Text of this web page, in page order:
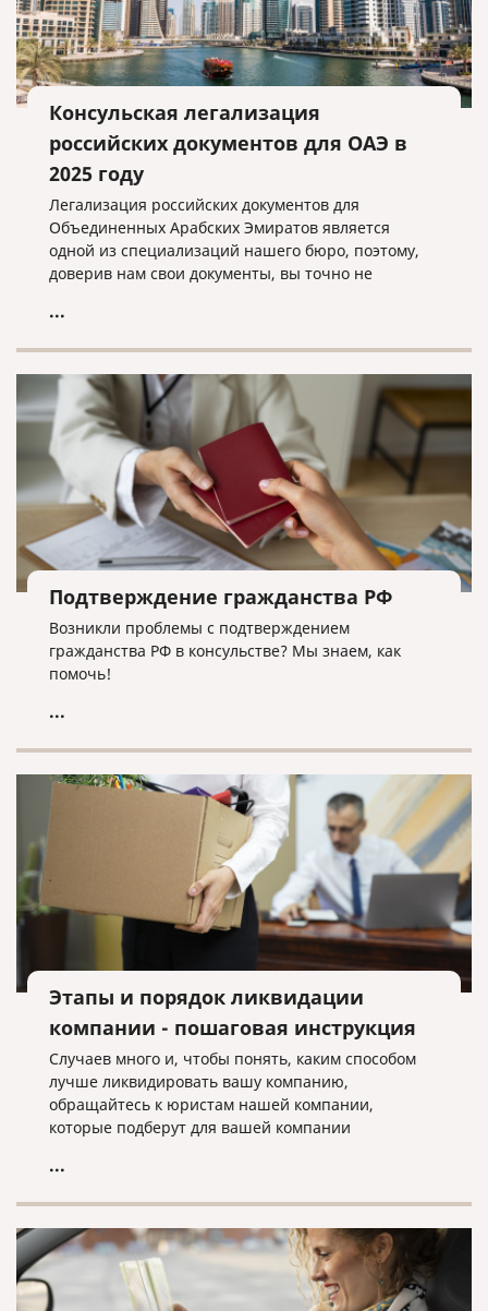
Консульская легализация
российских документов для ОАЭ в
2025 году
Легализация российских документов для
Объединенных Арабских Эмиратов является
одной из специализаций нашего бюро, поэтому,
доверив нам свои документы, вы точно не
...
Подтверждение гражданства РФ
Возникли проблемы с подтверждением
гражданства РФ в консульстве? Мы знаем, как
помочь!
...
Этапы и порядок ликвидации
компании - пошаговая инструкция
Случаев много и, чтобы понять, каким способом
лучше ликвидировать вашу компанию,
обращайтесь к юристам нашей компании,
которые подберут для вашей компании
...